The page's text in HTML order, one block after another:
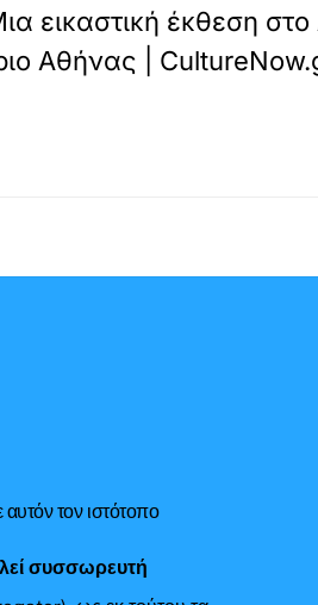
εικαστική έκθεση στο
Αθήνας |
αυτόν τον ιστότοπο
συσσωρευτή